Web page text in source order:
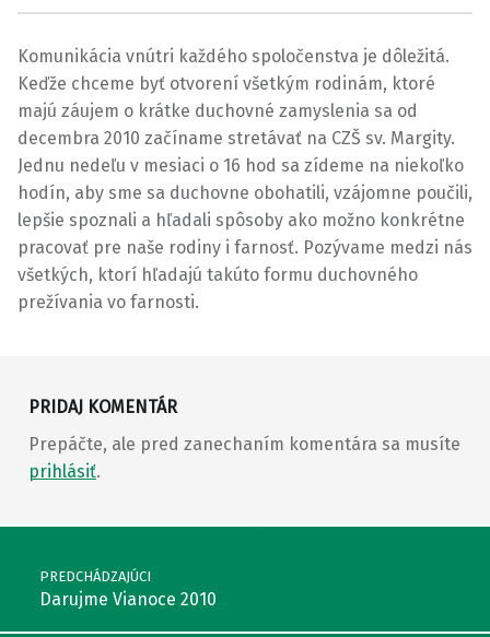
Komunikácia vnútri každého spoločenstva je dôležitá.
Keďže chceme byť otvorení všetkým rodinám, ktoré
majú záujem o krátke duchovné zamyslenia sa od
decembra 2010 začíname stretávať na CZŠ sv. Margity.
Jednu nedeľu v mesiaci o 16 hod sa zídeme na niekoľko
hodín, aby sme sa duchovne obohatili, vzájomne poučili,
lepšie spoznali a hľadali spôsoby ako možno konkrétne
pracovať pre naše rodiny i farnosť. Pozývame medzi nás
všetkých, ktorí hľadajú takúto formu duchovného
prežívania vo farnosti.
PRIDAJ KOMENTÁR
Prepáčte, ale pred zanechaním komentára sa musíte
prihlásiť.
Navigácia v článkoch
PREDCHÁDZAJÚCI
Darujme Vianoce 2010